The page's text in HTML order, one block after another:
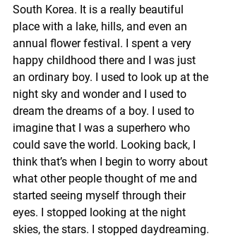
South Korea. It is a really beautiful
place with a lake, hills, and even an
annual flower festival. I spent a very
happy childhood there and I was just
an ordinary boy. I used to look up at the
night sky and wonder and I used to
dream the dreams of a boy. I used to
imagine that I was a superhero who
could save the world. Looking back, I
think that’s when I begin to worry about
what other people thought of me and
started seeing myself through their
eyes. I stopped looking at the night
skies, the stars. I stopped daydreaming.